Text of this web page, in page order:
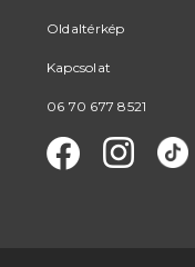
Oldaltérkép
Kapcsolat
06 70 677 8521